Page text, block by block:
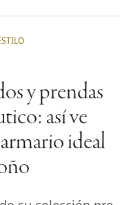
y prendas
así ve
ideal